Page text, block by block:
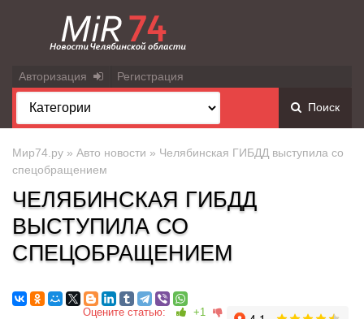
Авторизация Регистрация
Поиск
Мир74.ру » Авто новости » Челябинская ГИБДД выступила со
спецобращением
ЧЕЛЯБИНСКАЯ ГИБДД
ВЫСТУПИЛА СО
СПЕЦОБРАЩЕНИЕМ
Оцените статью: +1